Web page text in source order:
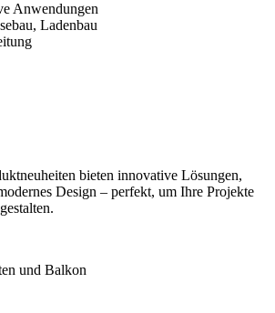
Anwendungen
Ladenbau
bieten innovative Lösungen,
Design – perfekt, um Ihre Projekte